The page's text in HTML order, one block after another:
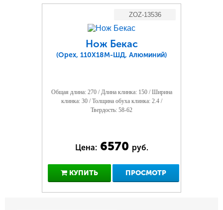
ZOZ-13536
Нож Бекас
(Орех, 110Х18М-ШД, Алюминий)
Общая длина: 270 / Длина клинка: 150 / Ширина
клинка: 30 / Толщина обуха клинка: 2.4 /
Твердость: 58-62
Цена: 6570 руб.
КУПИТЬ ПРОСМОТР